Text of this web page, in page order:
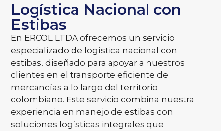
Logística Nacional con
Estibas
En ERCOL LTDA ofrecemos un servicio
especializado de logística nacional con
estibas, diseñado para apoyar a nuestros
clientes en el transporte eficiente de
mercancías a lo largo del territorio
colombiano. Este servicio combina nuestra
experiencia en manejo de estibas con
soluciones logísticas integrales que